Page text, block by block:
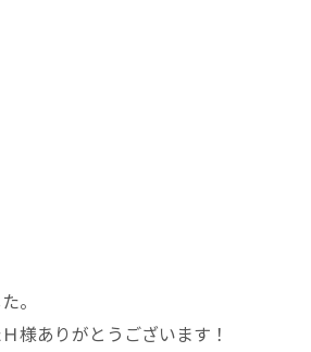
。
様ありがとうございます！